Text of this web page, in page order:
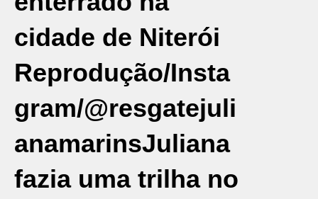
cidade de Niterói
Reprodução/Insta
gram/@resgatejuli
anamarinsJuliana
fazia uma trilha no